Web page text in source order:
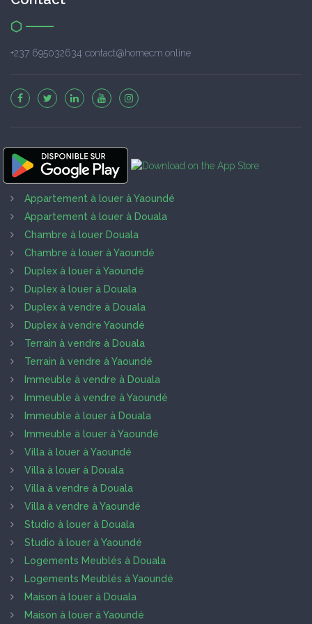
+237 695032634 contact@homecm.online
Appartement à louer à Yaoundé
Appartement à louer à Douala
Chambre à louer Douala
Chambre à louer à Yaoundé
Duplex à louer à Yaoundé
Duplex à louer à Douala
Duplex à vendre à Douala
Duplex à vendre Yaoundé
Terrain à vendre à Douala
Terrain à vendre à Yaoundé
Immeuble à vendre à Douala
Immeuble à vendre à Yaoundé
Immeuble à louer à Douala
Immeuble à louer à Yaoundé
Villa à louer à Yaoundé
Villa à louer à Douala
Villa à vendre à Douala
Villa à vendre à Yaoundé
Studio à louer à Douala
Studio à louer à Yaoundé
Logements Meublés à Douala
Logements Meublés à Yaoundé
Maison à louer à Douala
Maison à louer à Yaoundé